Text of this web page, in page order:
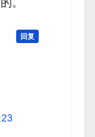
回复